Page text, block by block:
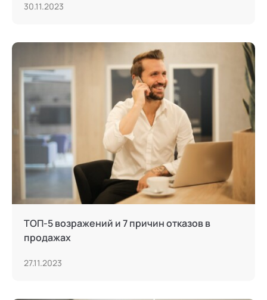
30.11.2023
ТОП-5 возражений и 7 причин отказов в
продажах
27.11.2023